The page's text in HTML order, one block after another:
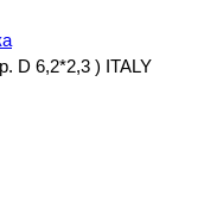
D 6,2*2,3 ) ITALY